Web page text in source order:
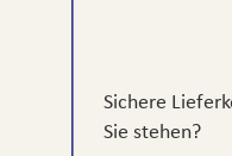
B²MM –
Behördliches